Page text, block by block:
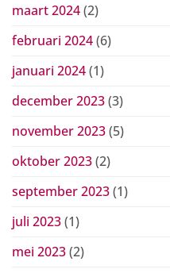
maart 2024(2)
februari 2024(6)
januari 2024(1)
december 2023(3)
november 2023(5)
oktober 2023(2)
september 2023(1)
juli 2023(1)
mei 2023(2)